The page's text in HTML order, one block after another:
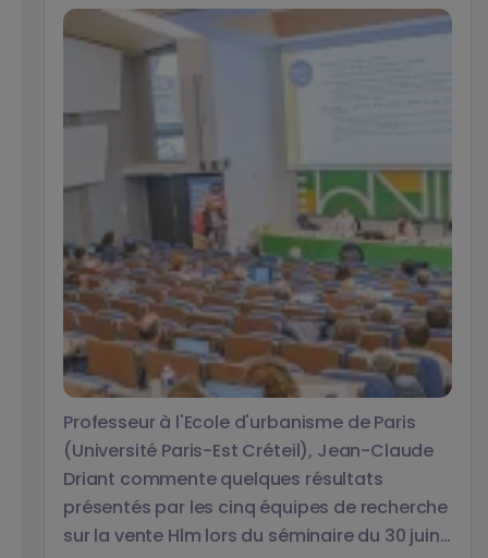
Professeur à l'Ecole d'urbanisme de Paris
(Université Paris-Est Créteil), Jean-Claude
Driant commente quelques résultats
présentés par les cinq équipes de recherche
sur la vente Hlm lors du séminaire du 30 juin